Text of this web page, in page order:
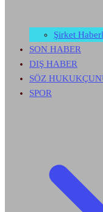
Şirket
SON HABER
DIŞ HABER
SÖZ
SPOR